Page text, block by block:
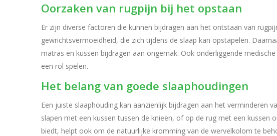
Oorzaken van rugpijn bij het opstaan
Er zijn diverse factoren die kunnen bijdragen aan het ontstaan van
gewrichtsvermoeidheid, die zich tijdens de slaap kan opstapelen.
matras en kussen bijdragen aan ongemak. Ook onderliggende
een rol spelen.
Het belang van goede slaaphoudingen
Een juiste slaaphouding kan aanzienlijk bijdragen aan het verminderen
slapen met een kussen tussen de knieën, of op de rug met een kussen
biedt, helpt ook om de natuurlijke kromming van de wervelkolom te